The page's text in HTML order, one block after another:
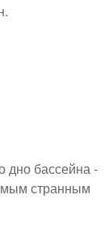
дно бассейна -
странным